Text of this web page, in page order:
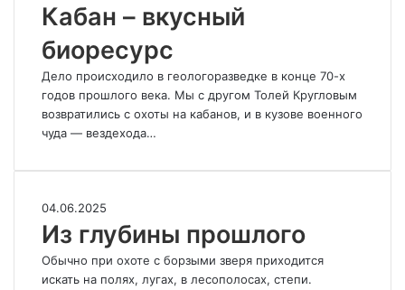
–
вкусный
биоресурс
Кабан – вкусный
биоресурс
Дело происходило в геологоразведке в конце 70-х
годов прошлого века. Мы с другом Толей Кругловым
возвратились с охоты на кабанов, и в кузове военного
чуда — вездехода…
Из
глубины
прошлого
04.06.2025
Из глубины прошлого
Обычно при охоте с борзыми зверя приходится
искать на полях, лугах, в лесополосах, степи.